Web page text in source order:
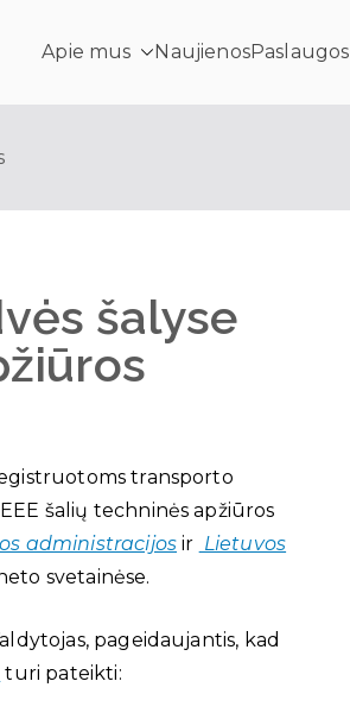
Apie mus NaujienosPaslaugos
šalyse
transporto
šalių techninės apžiūros
administracijos ir Lietuvos
svetainėse.
pageidaujantis, kad
turi pateikti: